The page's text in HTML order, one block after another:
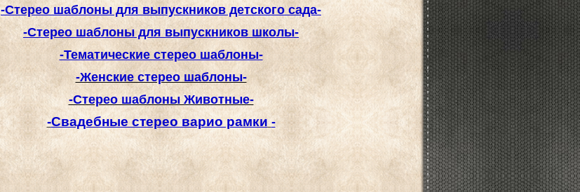
-Стерео шаблоны для выпускников детского сада-
-Стерео шаблоны для выпускников школы-
-Тематические стерео шаблоны-
-Женские стерео шаблоны-
-Стерео шаблоны Животные-
-Свадебные стерео варио рамки -